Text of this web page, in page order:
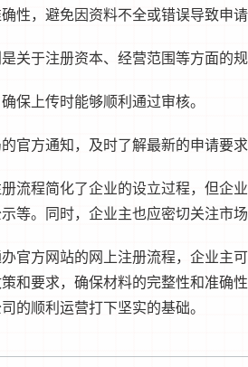
性，避免因资料不全或错误导致申请
关于注册资本、经营范围等方面的规
保上传时能够顺利通过审核。
官方通知，及时了解最新的申请要求
流程简化了企业的设立过程，但企
等。同时，企业主也应密切关注市
官方网站的网上注册流程，企业主
和要求，确保材料的完整性和准确
的顺利运营打下坚实的基础。